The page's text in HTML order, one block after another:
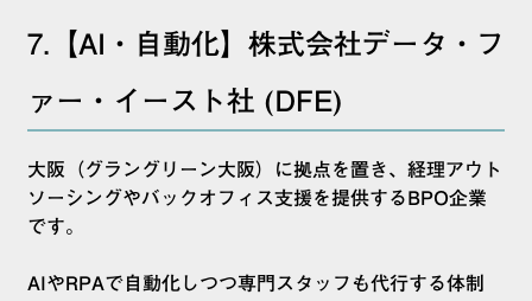
7.【AI・自動化】株式会社データ・フ
ァー・イースト社 (DFE)
大阪（グラングリーン大阪）に拠点を置き、経理アウト
ソーシングやバックオフィス支援を提供するBPO企業
です。
AIやRPAで自動化しつつ専門スタッフも代行する体制